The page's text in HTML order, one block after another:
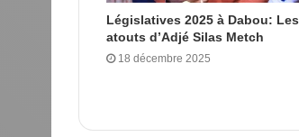
Législatives 2025 à Dabou: Les
atouts d’Adjé Silas Metch
18 décembre 2025